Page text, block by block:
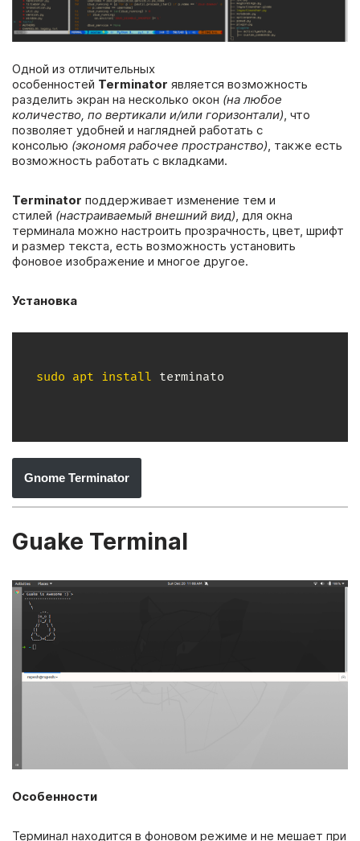
Одной из отличительных
особенностей Terminator является возможность
разделить экран на несколько окон (на любое
количество, по вертикали и/или горизонтали), что
позволяет удобней и наглядней работать с
консолью (экономя рабочее пространство), также есть
возможность работать с вкладками.
Terminator поддерживает изменение тем и
стилей (настраиваемый внешний вид), для окна
терминала можно настроить прозрачность, цвет, шрифт
и размер текста, есть возможность установить
фоновое изображение и многое другое.
Установка
sudo apt install terminato
Gnome Terminator
Guake Terminal
Особенности
Терминал находится в фоновом режиме и не мешает при